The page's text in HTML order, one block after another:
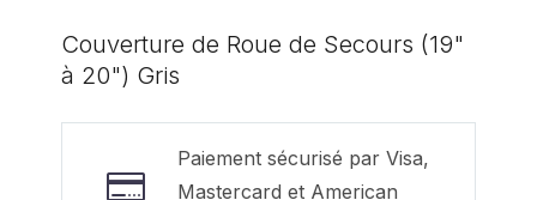
Couverture de Roue de Secours (19"
à 20") Gris
Paiement sécurisé par Visa,
Mastercard et American